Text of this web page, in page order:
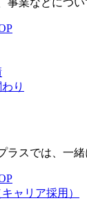
り
ラスでは、一
ャリア採用）